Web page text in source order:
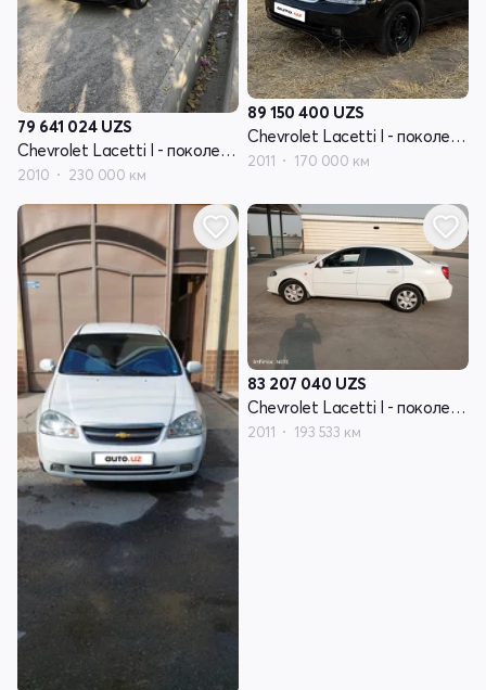
79 641 024 UZS
Chevrolet Lacetti I - поколение
2010 230 000 км
89 150 400 UZS
Chevrolet Lacetti I - поколение
2011 170 000 км
83 207 040 UZS
Chevrolet Lacetti I - поколение
2011 193 533 км